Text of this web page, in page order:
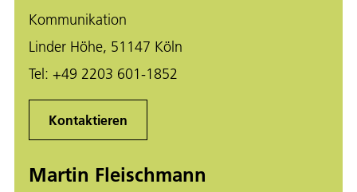
Kommunikation
Linder Höhe, 51147 Köln
Tel: +49 2203 601-1852
Kontaktieren
Martin Fleischmann